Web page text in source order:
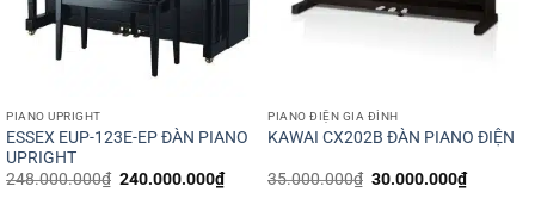
PIANO UPRIGHT
ESSEX EUP-123E-EP ĐÀN PIANO
UPRIGHT
248.000.000₫ Giá
240.000.000₫Giá
hiện
PIANO ĐIỆN GIA ĐÌNH
KAWAI CX202B ĐÀN PIANO ĐIỆN
35.000.000₫ Giá
30.000.000₫Giá
hiện